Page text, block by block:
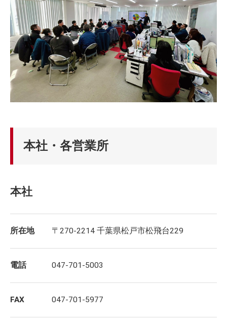
本社・各営業所
本社
所在地 〒270-2214 千葉県松戸市松飛台229
電話 047-701-5003
FAX 047-701-5977